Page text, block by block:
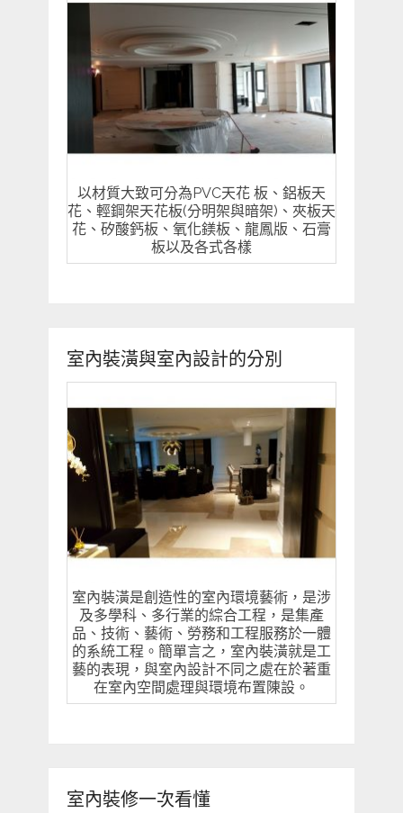
以材質大致可分為PVC天花 板、鋁板天
花、輕鋼架天花板(分明架與暗架)、夾板天
花、矽酸鈣板、氧化鎂板、龍鳳版、石膏
板以及各式各樣
室內裝潢與室內設計的分別
室內裝潢是創造性的室內環境藝術，是涉
及多學科、多行業的綜合工程，是集產
品、技術、藝術、勞務和工程服務於一體
的系統工程。簡單言之，室內裝潢就是工
藝的表現，與室內設計不同之處在於著重
在室內空間處理與環境布置陳設。
室內裝修一次看懂